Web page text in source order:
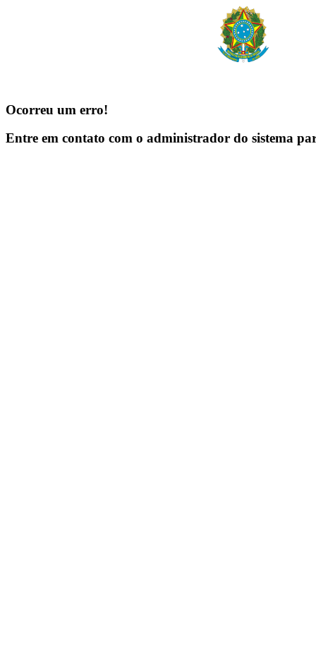
Ocorreu um erro!
Entre em contato com o administrador do sistema